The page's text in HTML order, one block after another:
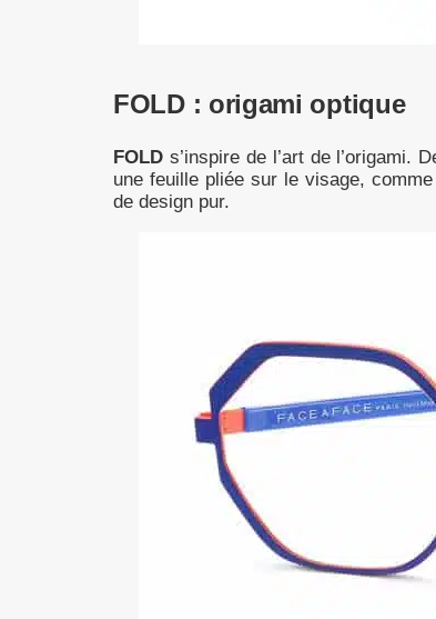
FOLD : origami optique
FOLD s’inspire de l’art de l’origami.
une feuille pliée sur le visage,
de design pur.